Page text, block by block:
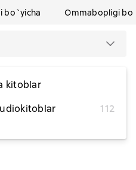
bo`yicha Ommabopligi
kitoblar
112
29 127,63 soʻm